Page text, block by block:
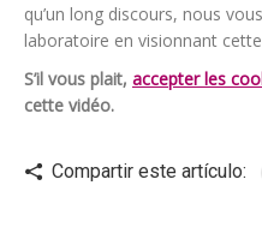
qu’un long discours, nous
laboratoire en visionnant
S’il vous plait, accepter les
cette vidéo.
Compartir este artículo: